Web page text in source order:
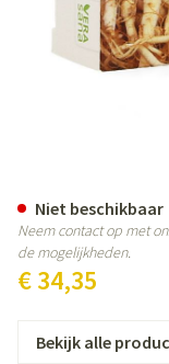
€ 34,35
Niet beschikbaar
Neem contact op met
de mogelijkheden.
Bekijk alle